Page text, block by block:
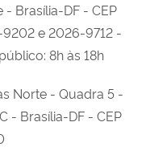
Brasília-DF - CEP
e 2026-9712 -
8h às 18h
Norte - Quadra 5 -
- Brasília-DF - CEP